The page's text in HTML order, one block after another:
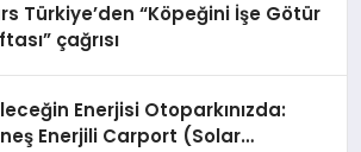
Türkiye’den “Köpeğini İşe Götür
çağrısı
Enerjisi Otoparkınızda:
Enerjili Carport (Solar